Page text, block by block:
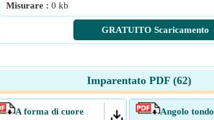
Misurare :0 kb
GRATUITO Scaricamento
Imparentato PDF (62)
A forma di cuore Angolo tondo